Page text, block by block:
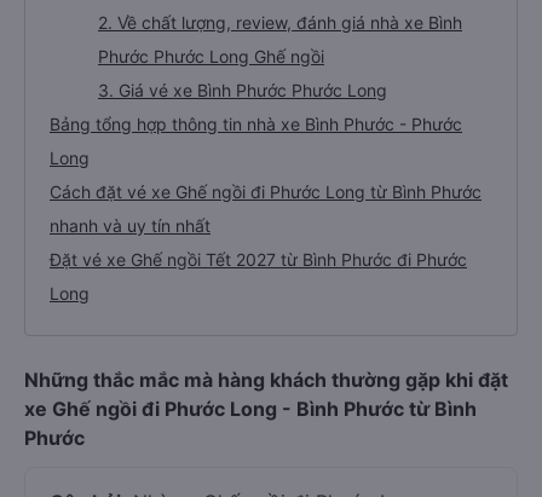
2. Về chất lượng, review, đánh giá nhà xe Bình
Phước Phước Long Ghế ngồi
3. Giá vé xe Bình Phước Phước Long
Bảng tổng hợp thông tin nhà xe Bình Phước - Phước
Long
Cách đặt vé xe Ghế ngồi đi Phước Long từ Bình Phước
nhanh và uy tín nhất
Đặt vé xe Ghế ngồi Tết 2027 từ Bình Phước đi Phước
Long
Những thắc mắc mà hàng khách thường gặp khi đặt
xe Ghế ngồi đi Phước Long - Bình Phước từ Bình
Phước